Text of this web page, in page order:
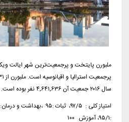
ملبورن پایتخت و پرجمعیت‌ترین شهر ایالت
سال ۲۰۱۶ جمعیت آن ۴,۶۴۱,۶۳۶ نفر بوده است.
:۹۵/۱، آموزش ۱۰۰